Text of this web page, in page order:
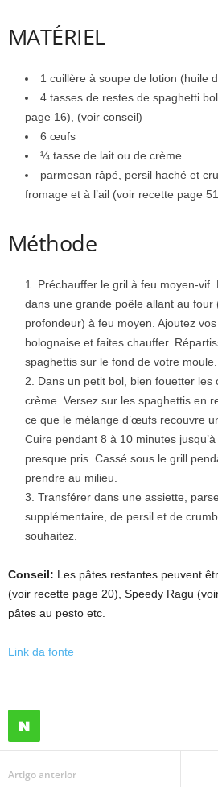
MATÉRIEL
1 cuillère à soupe de lotion (huile
4 tasses de restes de spaghetti
page 16), (voir conseil)
6 œufs
¼ tasse de lait ou de crème
parmesan râpé, persil haché et
fromage et à l’ail (voir recette page
Méthode
Préchauffer le gril à feu moyen-vif.
dans une grande poêle allant au four
profondeur) à feu moyen. Ajoutez
bolognaise et faites chauffer.
spaghettis sur le fond de votre moule.
Dans un petit bol, bien fouetter
crème. Versez sur les spaghettis en
ce que le mélange d’œufs recouvre
Cuire pendant 8 à 10 minutes
presque pris. Cassé sous le grill
prendre au milieu.
Transférer dans une assiette,
supplémentaire, de persil et de
souhaitez.
Conseil: Les pâtes restantes peuvent
(voir recette page 20), Speedy Ragu
pâtes au pesto etc.
Link da fonte
Artigo anterior